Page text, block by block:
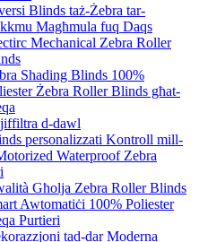
Blinds taż-Żebra tar-
Magħmula fuq Daqs
Mechanical Zebra Roller
Shading Blinds 100%
Żebra Roller Blinds għat-
d-dawl
personalizzati Kontroll mill-
Waterproof Zebra
Għolja Zebra Roller Blinds
Awtomatiċi 100% Poliester
Purtieri
tad-dar Moderna